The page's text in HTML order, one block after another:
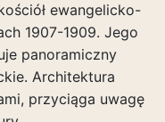
ewangelicko-
1907-1909. Jego
panoramiczny
Architektura
przyciąga uwagę